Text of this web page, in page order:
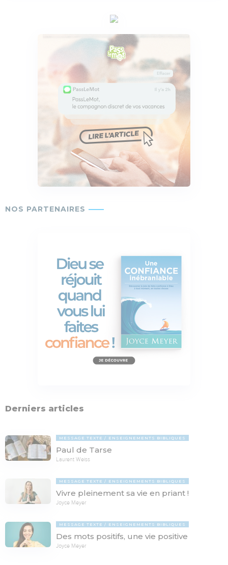
Derniers articles
MESSAGE TEXTE ENSEIGNEMENTS BIBLIQUES
Paul de Tarse
Laurent Weiss
MESSAGE TEXTE ENSEIGNEMENTS BIBLIQUES
Vivre pleinement sa vie en priant !
Joyce Meyer
MESSAGE TEXTE ENSEIGNEMENTS BIBLIQUES
Des mots positifs, une vie positive
Joyce Meyer